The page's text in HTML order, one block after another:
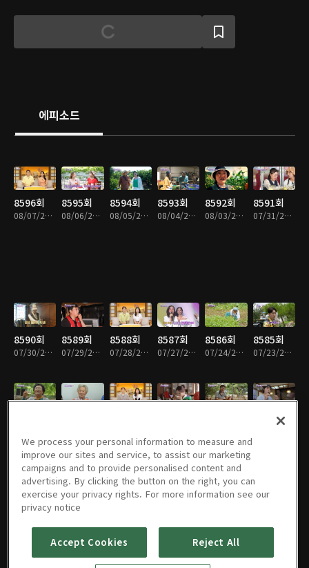
에피소드
8596회
08/07/2026 • 59분
8595회
08/06/2026 • 59분
8594회
08/05/2026 • 58분
8593회
08/04/2026 • 58분
8592회
08/03/2026 • 59분
8591회
07/31/2026 • 58분
8590회
07/30/2026 • 59분
8589회
07/29/2026 • 58분
8588회
07/28/2026 • 59분
8587회
07/27/2026 • 59분
8586회
07/24/2026 • 59분
8585회
07/23/2026 • 59분
8579회
8578회
07/14/2026 • 58분
8577회 8576회 8575회 8574회 8573회
We process your personal information to measure and
improve our sites and service, to assist our marketing
campaigns and to provide personalised content and
advertising. By clicking the button on the right, you can
exercise your privacy rights. For more information see our
privacy notice
Accept Cookies Reject All